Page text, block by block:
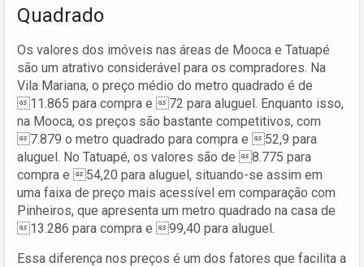
Quadrado
Os valores dos imóveis nas áreas de Mooca e Tatuapé
são um atrativo considerável para os compradores. Na
Vila Mariana, o preço médio do metro quadrado é de
11.865 para compra e 72 para aluguel. Enquanto isso,
na Mooca, os preços são bastante competitivos, com
7.879 o metro quadrado para compra e 52,9 para
aluguel. No Tatuapé, os valores são de 8.775 para
compra e 54,20 para aluguel, situando-se assim em
uma faixa de preço mais acessível em comparação com
Pinheiros, que apresenta um metro quadrado na casa de
13.286 para compra e 99,40 para aluguel.
Essa diferença nos preços é um dos fatores que facilita a